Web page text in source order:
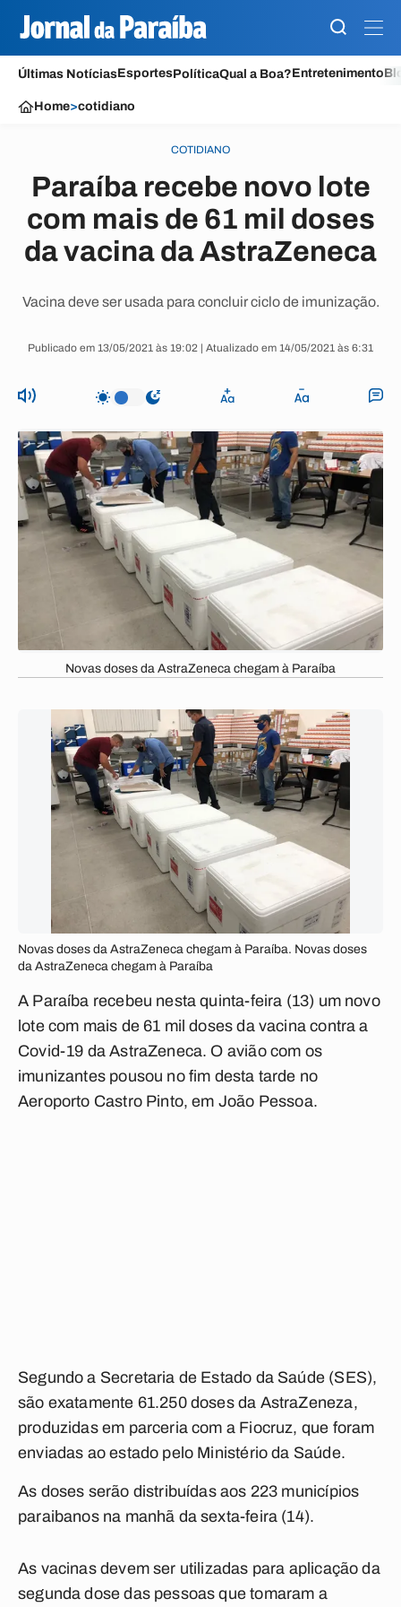
Últimas NotíciasEsportesPolíticaQual a Boa?Entretenimento
Home>cotidiano
COTIDIANO
Paraíba recebe novo lote
com mais de 61 mil doses
da vacina da AstraZeneca
Vacina deve ser usada para concluir ciclo de imunização.
Publicado em 13/05/2021 às 19:02 | Atualizado em 14/05/2021 às 6:31
Novas doses da AstraZeneca chegam à Paraíba
Novas doses da AstraZeneca chegam à Paraíba. Novas doses
da AstraZeneca chegam à Paraíba
A Paraíba recebeu nesta quinta-feira (13) um novo
lote com mais de 61 mil doses da vacina contra a
Covid-19 da AstraZeneca. O avião com os
imunizantes pousou no fim desta tarde no
Aeroporto Castro Pinto, em João Pessoa.
Segundo a Secretaria de Estado da Saúde (SES),
são exatamente 61.250 doses da AstraZeneza,
produzidas em parceria com a Fiocruz, que foram
enviadas ao estado pelo Ministério da Saúde.
As doses serão distribuídas aos 223 municípios
paraibanos na manhã da sexta-feira (14).
As vacinas devem ser utilizadas para aplicação da
segunda dose das pessoas que tomaram a